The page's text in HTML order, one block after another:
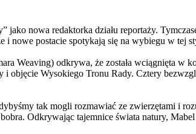
nowa redaktorka działu reportaży.
i nowe postacie spotykają się na wybiegu w tej
Weaving) odkrywa, że została wciągnięta
i objęcie Wysokiego Tronu Rady. Cztery
tak mogli rozmawiać ze zwierzętami i
Odkrywając tajemnice świata natury,